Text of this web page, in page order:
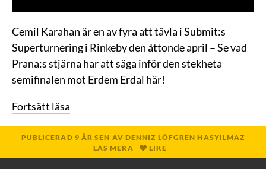
Cemil Karahan är en av fyra att tävla i Submit:s
Superturnering i Rinkeby den åttonde april – Se vad
Prana:s stjärna har att säga inför den stekheta
semifinalen mot Erdem Erdal här!
Fortsätt läsa
PUBLICERAD 9 ÅR SEN AV DENNIZ LÖFGREN HASYILMAZ
LÄS MERA
LIKE